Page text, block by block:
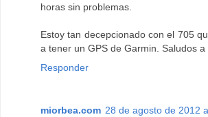
horas sin problemas.
Estoy tan decepcionado con el 705
a tener un GPS de Garmin. Saludos a
Responder
miorbea.com 28 de agosto de 2012